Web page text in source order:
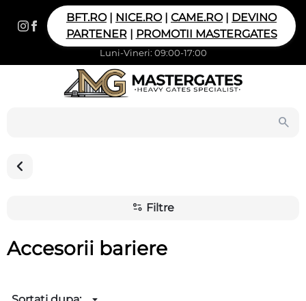
BFT.RO| NICE.RO| CAME.RO| DEVINO
PARTENER| PROMOTII MASTERGATES
Luni-Vineri: 09:00-17:00
Filtre
Accesorii bariere